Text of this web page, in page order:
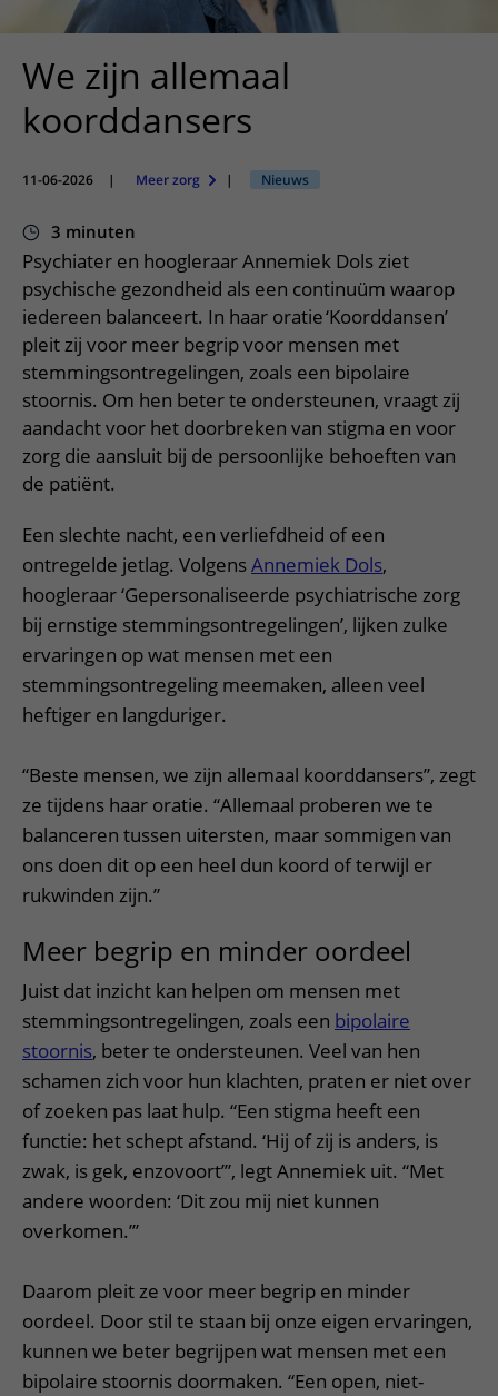
Verpleegafdelingen
Zorgverleners
Ik ben zwanger of net bevallen
Onze verpleegafdelingen
Onze faciliteiten
Ondersteuning en begeleiding
Ervaringen van patiënten
Regels en rechten
Zorgkosten
Wachttijden
Betere zorg door onderzoek
De organisatie
Werken in het WKZ
Onze Foundation
Parkeren
Virtuele plattegrond
Werken bij het WKZ
Steun het WKZ
We zijn allemaal
koorddansers
11-06-2026 | Meer zorg | Nieuws
3 minuten
Psychiater en hoogleraar Annemiek Dols ziet
psychische gezondheid als een continuüm waarop
iedereen balanceert. In haar oratie ‘Koorddansen’
pleit zij voor meer begrip voor mensen met
stemmingsontregelingen, zoals een bipolaire
stoornis. Om hen beter te ondersteunen, vraagt zij
aandacht voor het doorbreken van stigma en voor
zorg die aansluit bij de persoonlijke behoeften van
de patiënt.
Een slechte nacht, een verliefdheid of een
ontregelde jetlag. VolgensAnnemiek Dols,
hoogleraar ‘Gepersonaliseerde psychiatrische zorg
bij ernstige stemmingsontregelingen’, lijken zulke
ervaringen op wat mensen met een
stemmingsontregeling meemaken, alleen veel
heftiger en langduriger.
“Beste mensen, we zijn allemaal koorddansers”, zegt
ze tijdens haar oratie. “Allemaal proberen we te
balanceren tussen uitersten, maar sommigen van
ons doen dit op een heel dun koord of terwijl er
rukwinden zijn.”
Meer begrip en minder oordeel
Juist dat inzicht kan helpen om mensen met
stemmingsontregelingen, zoals een bipolaire
stoornis, beter te ondersteunen. Veel van hen
schamen zich voor hun klachten, praten er niet over
of zoeken pas laat hulp. “Een stigma heeft een
functie: het schept afstand. ‘Hij of zij is anders, is
zwak, is gek, enzovoort’”, legt Annemiek uit. “Met
andere woorden: ‘Dit zou mij niet kunnen
overkomen.’”
Daarom pleit ze voor meer begrip en minder
oordeel. Door stil te staan bij onze eigen ervaringen,
kunnen we beter begrijpen wat mensen met een
bipolaire stoornis doormaken. “Een open, niet-